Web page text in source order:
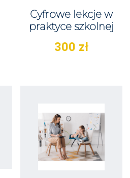
Cyfrowe lekcje w
praktyce szkolnej
300 zł